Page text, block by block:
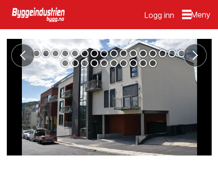
Logg inn